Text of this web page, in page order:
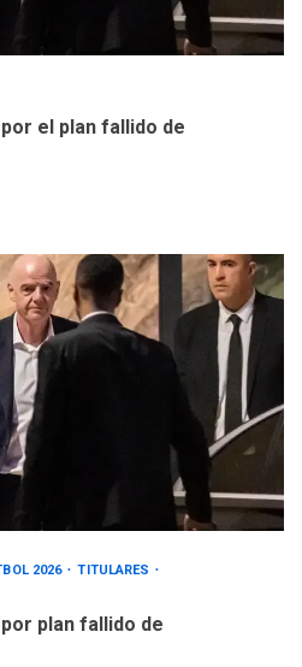
el plan fallido de
2026
TITULARES
por plan fallido de